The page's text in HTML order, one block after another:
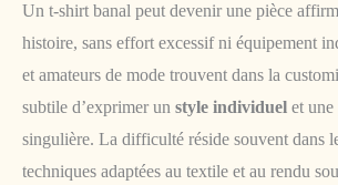
Un t-shirt banal peut devenir une pièce
histoire, sans effort excessif ni équipement
et amateurs de mode trouvent dans la
subtile d’exprimer un style individuel et une
singulière. La difficulté réside souvent dans
techniques adaptées au textile et au rendu